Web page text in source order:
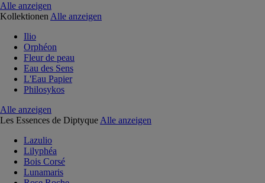
Alle anzeigen
Kollektionen Alle anzeigen
Ilio
Orphéon
Fleur de peau
Eau des Sens
L'Eau Papier
Philosykos
Alle anzeigen
Les Essences de Diptyque Alle anzeigen
Lazulio
Lilyphéa
Bois Corsé
Lunamaris